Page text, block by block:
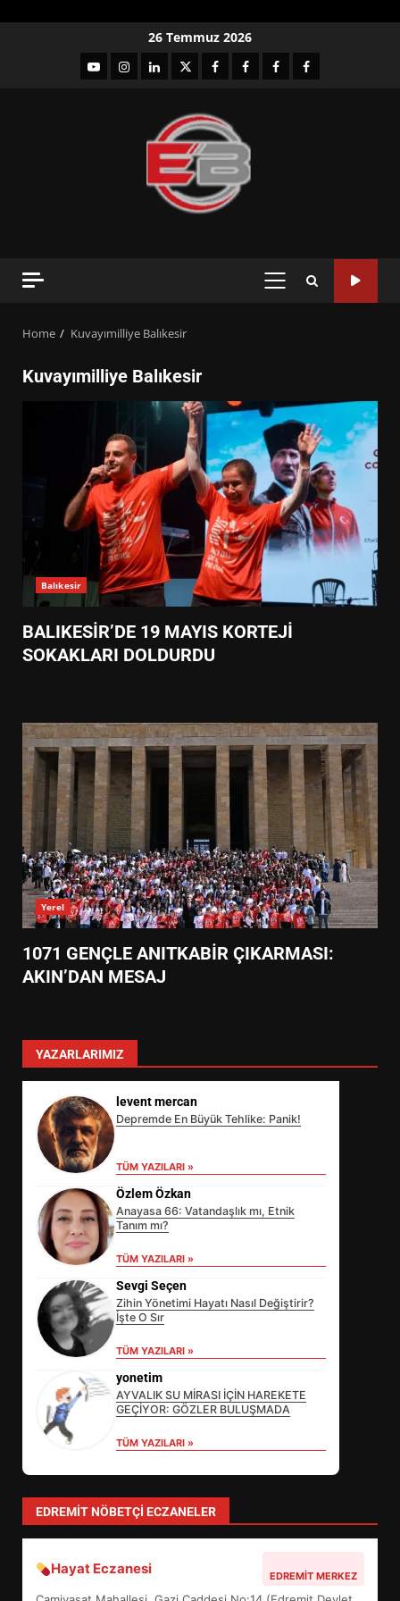
26 Temmuz 2026
YouTubeInstagram
LinkedIntwitterfacebook-Facebook-
Facebook-Facebook-
PRIMARY
Home Kuvayımilliye Balıkesir
Kuvayımilliye Balıkesir
Balıkesir
BALIKESİR’DE 19 MAYIS KORTEJİ
SOKAKLARI DOLDURDU
Yerel
1071 GENÇLE ANITKABİR ÇIKARMASI:
AKIN’DAN MESAJ
YAZARLARIMIZ
levent mercan
Depremde En Büyük Tehlike: Panik!
TÜM YAZILARI »
Özlem Özkan
Anayasa 66: Vatandaşlık mı, Etnik
Tanım mı?
TÜM YAZILARI »
Sevgi Seçen
Zihin Yönetimi Hayatı Nasıl Değiştirir?
İşte O Sır
TÜM YAZILARI »
yonetim
AYVALIK SU MİRASI İÇİN HAREKETE
GEÇİYOR: GÖZLER BULUŞMADA
TÜM YAZILARI »
EDREMIT NÖBETÇI ECZANELER
Hayat Eczanesi EDREMIT MERKEZ
SÜRDÜRÜLEBİLİRLİKTE NE
DEĞİŞECEK?
4
BALIKESİR MÜZELERİNDE SÜRE
UZATILDI: NE DEĞİŞTİ?